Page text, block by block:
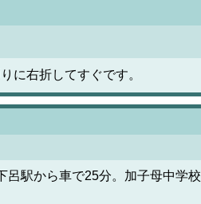
に右折してすぐです。
呂駅から車で25分。加子母中学校